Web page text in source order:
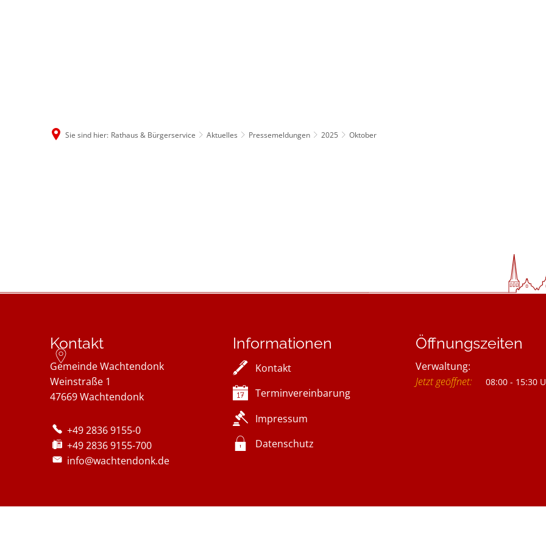
Sie sind hier: Rathaus & Bürgerservice Aktuelles Pressemeldungen 2025 Oktober
Kontakt
Gemeinde Wachtendonk
Weinstraße 1
47669Wachtendonk
+49 2836 9155-0
+49 2836 9155-700
info@wachtendonk.de
Informationen
Kontakt
Terminvereinbarung
Impressum
Datenschutz
Öffnungszeiten
Verwaltung:
Klicken, um weitere
Jetzt geöffnet: 08:00 - 15:30